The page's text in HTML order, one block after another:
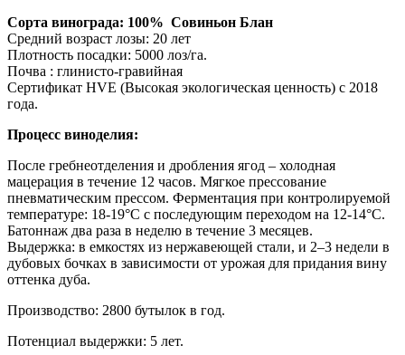
Сорта винограда: 100% Совиньон Блан
Средний возраст лозы: 20 лет
Плотность посадки: 5000 лоз/га.
Почва : глинисто-гравийная
Сертификат HVE (Высокая экологическая ценность) с 2018
года.
Процесс виноделия:
После гребнеотделения и дробления ягод – холодная
мацерация в течение 12 часов. Мягкое прессование
пневматическим прессом. Ферментация при контролируемой
температуре: 18-19°С с последующим переходом на 12-14°С.
Батоннаж два раза в неделю в течение 3 месяцев.
Выдержка: в емкостях из нержавеющей стали, и 2–3 недели в
дубовых бочках в зависимости от урожая для придания вину
оттенка дуба.
Производство: 2800 бутылок в год.
Потенциал выдержки: 5 лет.